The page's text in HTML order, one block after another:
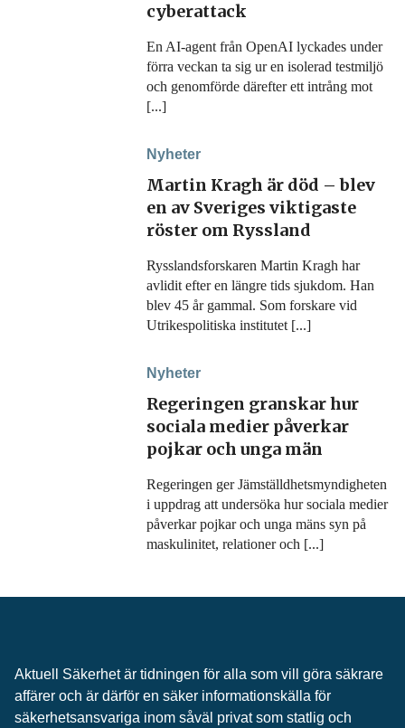
cyberattack
En AI-agent från OpenAI lyckades under
förra veckan ta sig ur en isolerad testmiljö
och genomförde därefter ett intrång mot
[...]
Nyheter
Martin Kragh är död – blev
en av Sveriges viktigaste
röster om Ryssland
Rysslandsforskaren Martin Kragh har
avlidit efter en längre tids sjukdom. Han
blev 45 år gammal. Som forskare vid
Utrikespolitiska institutet [...]
Nyheter
Regeringen granskar hur
sociala medier påverkar
pojkar och unga män
Regeringen ger Jämställdhetsmyndigheten
i uppdrag att undersöka hur sociala medier
påverkar pojkar och unga mäns syn på
maskulinitet, relationer och [...]
Aktuell Säkerhet är tidningen för alla som vill göra säkrare
affärer och är därför en säker informationskälla för
säkerhets­ansvariga inom såväl privat som statlig och